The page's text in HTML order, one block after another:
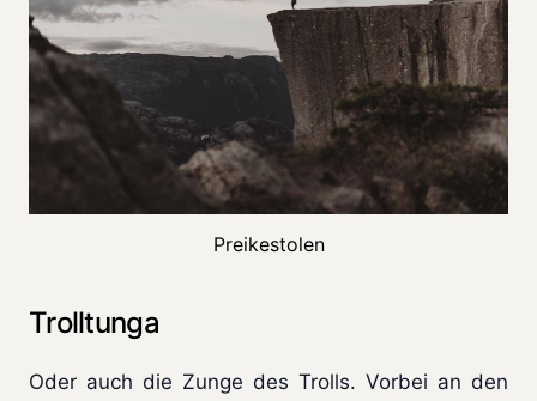
Preikestolen
Trolltunga
Oder auch die Zunge des Trolls. Vorbei an den